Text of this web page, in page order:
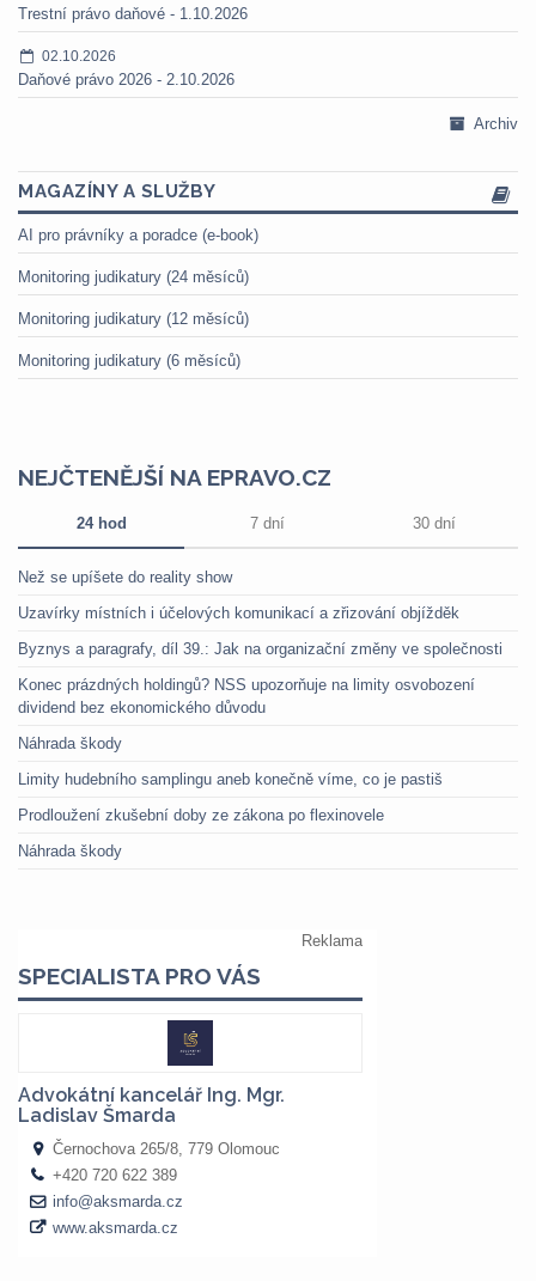
Trestní právo daňové - 1.10.2026
02.10.2026
Daňové právo 2026 - 2.10.2026
Archiv
MAGAZÍNY A SLUŽBY
AI pro právníky a poradce (e-book)
Monitoring judikatury (24 měsíců)
Monitoring judikatury (12 měsíců)
Monitoring judikatury (6 měsíců)
NEJČTENĚJŠÍ NA EPRAVO.CZ
24 hod 7 dní 30 dní
Než se upíšete do reality show
Uzavírky místních i účelových komunikací a zřizování objížděk
Byznys a paragrafy, díl 39.: Jak na organizační změny ve společnosti
Konec prázdných holdingů? NSS upozorňuje na limity osvobození
dividend bez ekonomického důvodu
Náhrada škody
Limity hudebního samplingu aneb konečně víme, co je pastiš
Prodloužení zkušební doby ze zákona po flexinovele
Náhrada škody